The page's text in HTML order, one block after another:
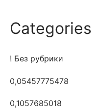
Categories
! Без рубрики
0,05457775478
0,1057685018